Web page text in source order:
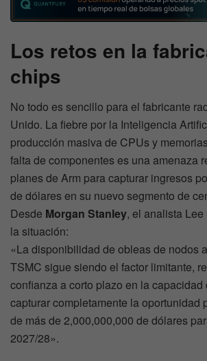
Los retos en la
chips
No todo es sencillo para el fabricante
Unido. La fiebre por la Inteligencia
producción masiva de CPUs y
falta de componentes es una amenaza
planes de Arm para capturar ingresos
de dólares en su nuevo segmento de
Desde Morgan Stanley, el analista
la situación:
«La disponibilidad de obleas de nodos
TSMC sigue siendo el factor limitante,
confianza a corto plazo en la capacidad
capturar completamente la oportunidad
de más de 2,000,000,000 de dólares
2027/28».